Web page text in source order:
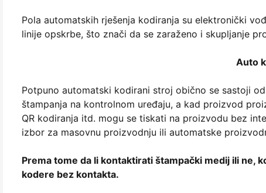
Pola automatskih rješenja kodiranja su elektronički
linije opskrbe, što znači da se zaraženo i skupljanje
Auto
Potpuno automatski kodirani stroj obično se sastoji
štampanja na kontrolnom uređaju, a kad proizvod
QR kodiranja itd. mogu se tiskati na proizvodu bez
izbor za masovnu proizvodnju ili automatske
Prema tome da li kontaktirati štampački medij ili ne,
kodere bez kontakta.